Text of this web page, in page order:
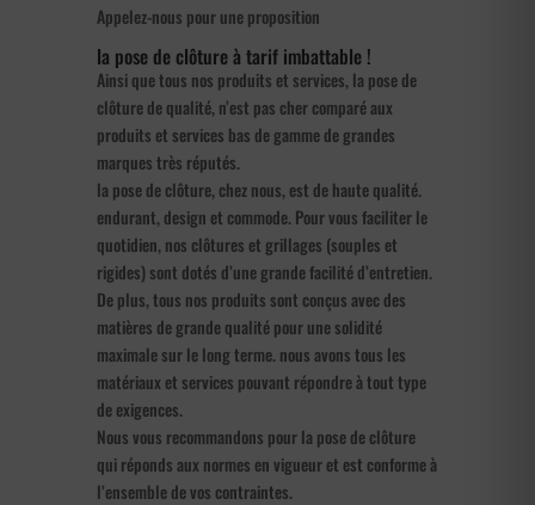
Appelez-nous pour une proposition
la pose de clôture à tarif imbattable !
Ainsi que tous nos produits et services, la pose de
clôture de qualité, n’est pas cher comparé aux
produits et services bas de gamme de grandes
marques très réputés.
la pose de clôture, chez nous, est de haute qualité.
endurant, design et commode. Pour vous faciliter le
quotidien, nos clôtures et grillages (souples et
rigides) sont dotés d’une grande facilité d’entretien.
De plus, tous nos produits sont conçus avec des
matières de grande qualité pour une solidité
maximale sur le long terme. nous avons tous les
matériaux et services pouvant répondre à tout type
de exigences.
Nous vous recommandons pour la pose de clôture
qui réponds aux normes en vigueur et est conforme à
l’ensemble de vos contraintes.